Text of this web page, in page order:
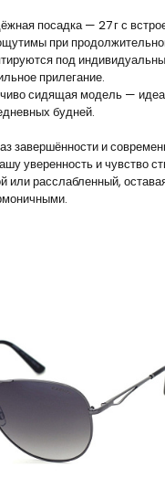
посадка — 27 г с
при
под
прилегание.
сидящая модель —
будней.
завершённости и
уверенность и чувство
или расслабленный,